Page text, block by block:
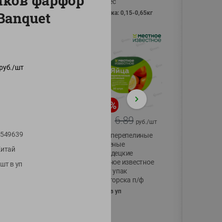
фасовка: 0,15-0,65кг
Масло Топленое
Известное 99%
200г
%
6.89 руб./шт
Яйца перепелиные
копченые
Молодецкие
Местное известное
20 шт упак
Солигорска п/ф
20шт в уп
шт
в уп